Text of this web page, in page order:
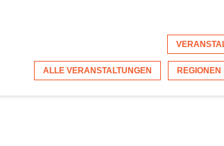
ALLE VERANSTALTUNGEN REGIONEN